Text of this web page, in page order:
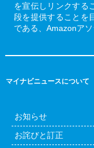
を宣伝しリンクする
段を提供することを
である、Amazonア
マイナビニュースについて
お知らせ
お詫びと訂正